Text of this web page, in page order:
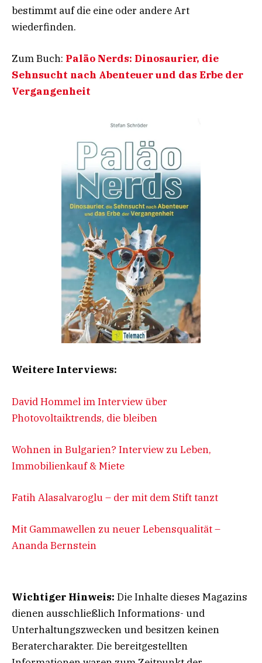
bestimmt auf die eine oder andere Art
wiederfinden.
Zum Buch: Paläo Nerds: Dinosaurier, die
Sehnsucht nach Abenteuer und das Erbe der
Vergangenheit
Weitere Interviews:
David Hommel im Interview über
Photovoltaiktrends, die bleiben
Wohnen in Bulgarien? Interview zu Leben,
Immobilienkauf & Miete
Fatih Alasalvaroglu – der mit dem Stift tanzt
Mit Gammawellen zu neuer Lebensqualität –
Ananda Bernstein
Wichtiger Hinweis: Die Inhalte dieses Magazins
dienen ausschließlich Informations- und
Unterhaltungszwecken und besitzen keinen
Beratercharakter. Die bereitgestellten